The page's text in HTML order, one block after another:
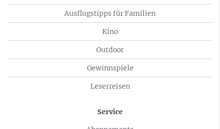
Ausflugstipps für Familien
Kino
Outdoor
Gewinnspiele
Leserreisen
Service